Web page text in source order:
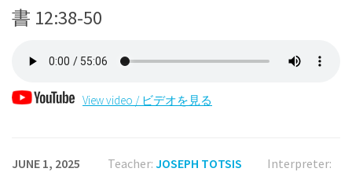
書 12:38-50
View video / ビデオを見る
JUNE 1, 2025 Teacher: JOSEPH TOTSIS
Interpreter: